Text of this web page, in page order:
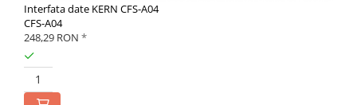
Interfata date KERN CFS-A04
CFS-A04
248,29 RON *